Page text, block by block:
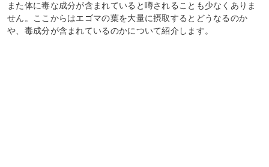
また体に毒な成分が含まれていると噂されることも少なくありま
せん。ここからはエゴマの葉を大量に摂取するとどうなるのか
や、毒成分が含まれているのかについて紹介します。